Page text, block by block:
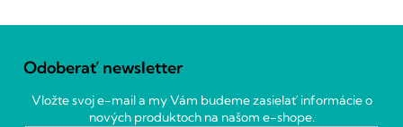
Odoberať newsletter
Vložte svoj e-mail a my Vám budeme zasielať informácie o
nových produktoch na našom e-shope.